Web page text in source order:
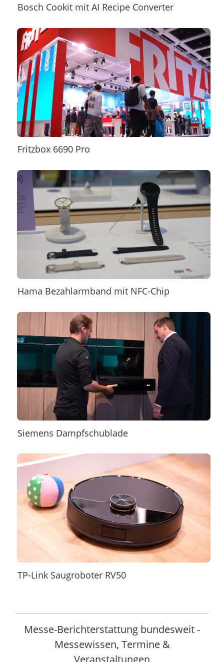
Bosch Cookit mit AI Recipe Converter
Fritzbox 6690 Pro
Hama Bezahlarmband mit NFC-Chip
Siemens Dampfschublade
TP-Link Saugroboter RV50
Messe-Berichterstattung bundesweit -
Messewissen, Termine &
Veranstaltungen